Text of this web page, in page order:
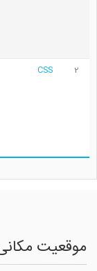
2
CSS
موقعیت